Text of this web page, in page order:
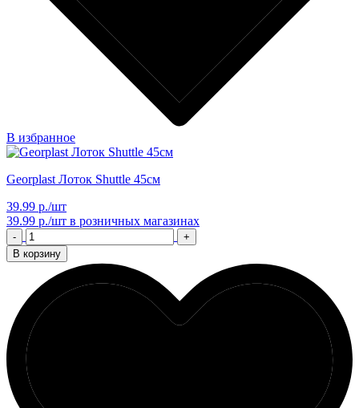
В избранное
Georplast Лоток Shuttle 45см
39.99 р./шт
39.99 р./шт в розничных магазинах
-
+
В корзину